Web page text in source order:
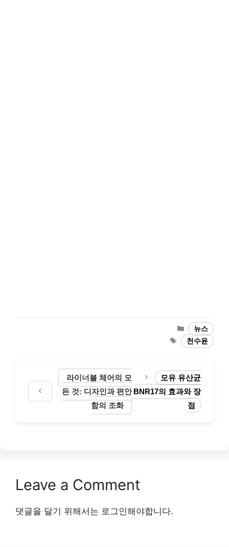
Categories
뉴스
Tags천수윤
라이너블 체어의 모
든 것: 디자인과 편안
함의 조화
모유 유산균
BNR17의 효과와 장
점
Leave a Comment
댓글을 달기 위해서는 로그인해야합니다.